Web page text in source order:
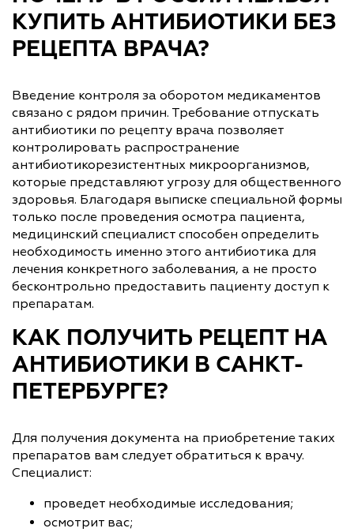
КУПИТЬ АНТИБИОТИКИ БЕЗ
РЕЦЕПТА ВРАЧА?
Введение контроля за оборотом медикаментов
связано с рядом причин. Требование отпускать
антибиотики по рецепту врача позволяет
контролировать распространение
антибиотикорезистентных микроорганизмов,
которые представляют угрозу для общественного
здоровья. Благодаря выписке специальной формы
только после проведения осмотра пациента,
медицинский специалист способен определить
необходимость именно этого антибиотика для
лечения конкретного заболевания, а не просто
бесконтрольно предоставить пациенту доступ к
препаратам.
КАК ПОЛУЧИТЬ РЕЦЕПТ НА
АНТИБИОТИКИ В САНКТ-
ПЕТЕРБУРГЕ?
Для получения документа на приобретение таких
препаратов вам следует обратиться к врачу.
Специалист:
проведет необходимые исследования;
осмотрит вас;